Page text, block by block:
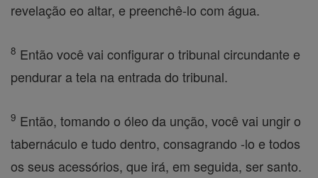
revelação eo altar, e preenchê-lo com água.
8 Então você vai configurar o tribunal circundante e
pendurar a tela na entrada do tribunal.
9 Então, tomando o óleo da unção, você vai ungir o
tabernáculo e tudo dentro, consagrando -lo e todos
os seus acessórios, que irá, em seguida, ser santo.